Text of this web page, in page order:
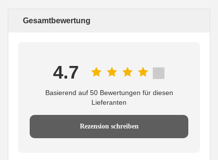
Gesamtbewertung
4.7
Basierend auf 50 Bewertungen für diesen
Lieferanten
Rezension schreiben